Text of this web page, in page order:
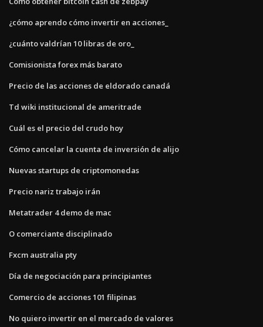
¿cómo aprendo cómo invertir en acciones_
¿cuánto valdrían 10 libras de oro_
Comisionista forex más barato
Precio de las acciones de eldorado canadá
Td wiki institucional de ameritrade
Cuál es el precio del crudo hoy
Cómo cancelar la cuenta de inversión de alijo
Nuevas startups de criptomonedas
Precio nariz trabajo irán
Metatrader 4 demo de mac
O comerciante disciplinado
Fxcm australia pty
Día de negociación para principiantes
Comercio de acciones 101 filipinas
No quiero invertir en el mercado de valores